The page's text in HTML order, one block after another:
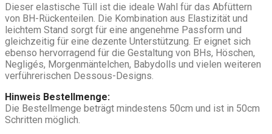
Dieser elastische Tüll ist die ideale Wahl für das Abfüttern
von BH-Rückenteilen. Die Kombination aus Elastizität und
leichtem Stand sorgt für eine angenehme Passform und
gleichzeitig für eine dezente Unterstützung. Er eignet sich
ebenso hervorragend für die Gestaltung von BHs, Höschen,
Negligés, Morgenmäntelchen, Babydolls und vielen weiteren
verführerischen Dessous-Designs.
Hinweis Bestellmenge:
Die Bestellmenge beträgt mindestens 50cm und ist in 50cm
Schritten möglich.